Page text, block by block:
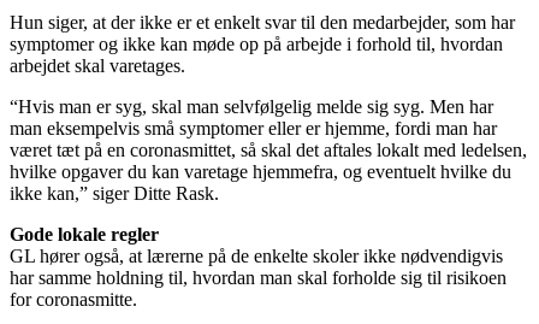
Hun siger, at der ikke er et enkelt svar til den medarbejder, som har
symptomer og ikke kan møde op på arbejde i forhold til, hvordan
arbejdet skal varetages.
“Hvis man er syg, skal man selvfølgelig melde sig syg. Men har
man eksempelvis små symptomer eller er hjemme, fordi man har
været tæt på en coronasmittet, så skal det aftales lokalt med ledelsen,
hvilke opgaver du kan varetage hjemmefra, og eventuelt hvilke du
ikke kan,” siger Ditte Rask.
Gode lokale regler
GL hører også, at lærerne på de enkelte skoler ikke nødvendigvis
har samme holdning til, hvordan man skal forholde sig til risikoen
for coronasmitte.